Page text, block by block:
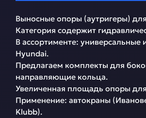
Выносные опоры (аутригеры)
Категория содержит
В ассортименте:
Hyundai.
Предлагаем комплекты для
направляющие кольца.
Увеличенная площадь опоры
Применение: автокраны
Klubb).